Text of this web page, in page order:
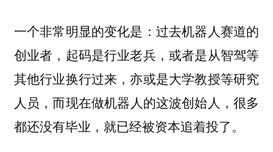
一个非常明显的变化是：过去机器人赛道的
创业者，起码是行业老兵，或者是从智驾等
其他行业换行过来，亦或是大学教授等研究
人员，而现在做机器人的这波创始人，很多
都还没有毕业，就已经被资本追着投了。